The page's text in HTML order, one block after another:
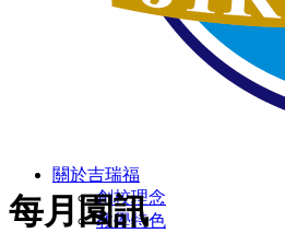
關於吉瑞福
創校理念
教學特色
每月園訊